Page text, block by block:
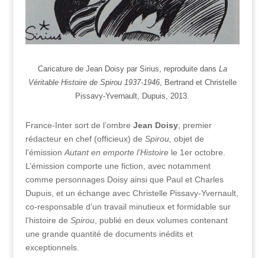
Caricature de Jean Doisy par Sirius, reproduite dans La
Véritable Histoire de Spirou 1937-1946, Bertrand et Christelle
Pissavy-Yvernault, Dupuis, 2013.
France-Inter sort de l’ombre Jean Doisy, premier
rédacteur en chef (officieux) de Spirou, objet de
l’émission Autant en emporte l’Histoire le 1er octobre.
L’émission comporte une fiction, avec notamment
comme personnages Doisy ainsi que Paul et Charles
Dupuis, et un échange avec Christelle Pissavy-Yvernault,
co-responsable d’un travail minutieux et formidable sur
l’histoire de Spirou, publié en deux volumes contenant
une grande quantité de documents inédits et
exceptionnels.